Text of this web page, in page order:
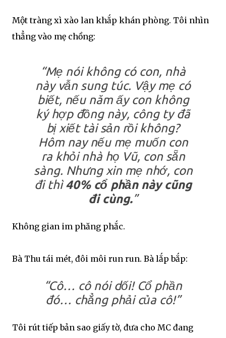
Một tràng xì xào lan khắp khán phòng. Tôi nhìn
thẳng vào mẹ chồng:
“Mẹ nói không có con, nhà
này vẫn sung túc. Vậy mẹ có
biết, nếu năm ấy con không
ký hợp đồng này, công ty đã
bị xiết tài sản rồi không?
Hôm nay nếu mẹ muốn con
ra khỏi nhà họ Vũ, con sẵn
sàng. Nhưng xin mẹ nhớ, con
đi thì40% cổ phần này cũng
đi cùng.”
Không gian im phăng phắc.
Bà Thu tái mét, đôi môi run run. Bà lắp bắp:
“Cô… cô nói dối! Cổ phần
đó… chẳng phải của cô!”
Tôi rút tiếp bản sao giấy tờ, đưa cho MC đang